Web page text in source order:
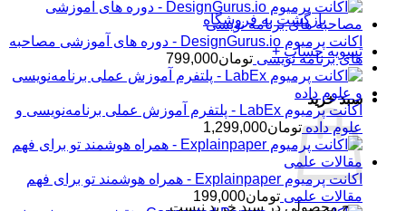
بازگشت به فروشگاه
تسویه حساب +
سبد خرید
هیچ محصولی در سبد خرید نیست.
تا
تومان699,000
اکانت پرمیوم DesignGurus.io - دوره ‌های آموزشی مصاحبه
‌های برنامه نویسی تومان799,000
اکانت پرمیوم LabEx - پلتفرم آموزش عملی برنامه‌نویسی و
علوم داده تومان1,299,000
اکانت پرمیوم Explainpaper - همراه هوشمند تو برای فهم
مقالات علمی تومان199,000